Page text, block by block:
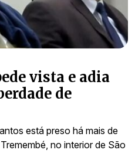
vista e adia
de
está preso há mais de
no interior de São